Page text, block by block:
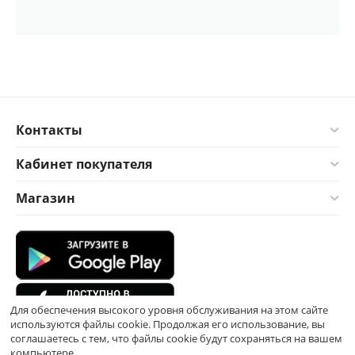
Контакты
Кабинет покупателя
Магазин
Для обеспечения высокого уровня обслуживания на этом сайте
используются файлы cookie. Продолжая его использование, вы
соглашаетесь с тем, что файлы cookie будут сохраняться на вашем